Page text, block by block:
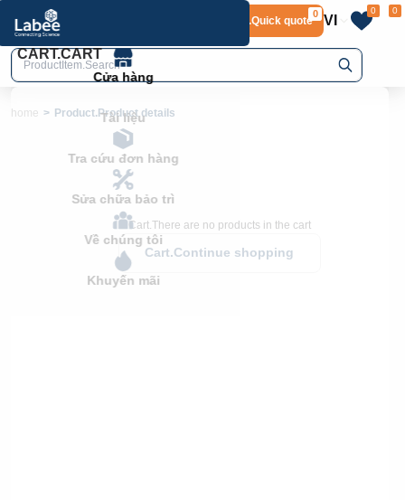
Layout.Quick quote
0 VI
0 0
home Product.Product details